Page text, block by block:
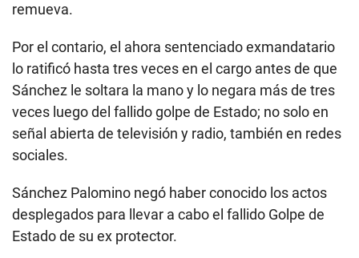
remueva.
Por el contario, el ahora sentenciado exmandatario
lo ratificó hasta tres veces en el cargo antes de que
Sánchez le soltara la mano y lo negara más de tres
veces luego del fallido golpe de Estado; no solo en
señal abierta de televisión y radio, también en redes
sociales.
Sánchez Palomino negó haber conocido los actos
desplegados para llevar a cabo el fallido Golpe de
Estado de su ex protector.